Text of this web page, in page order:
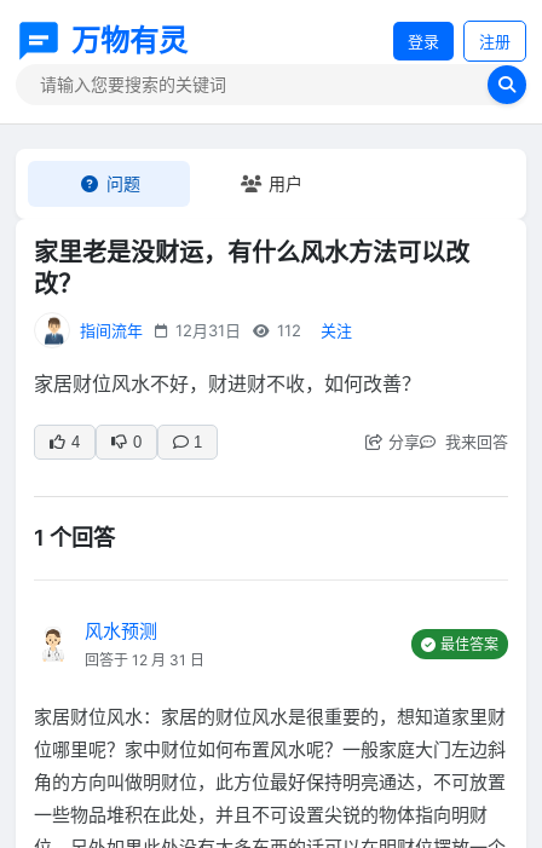
万物有灵 登录 注册
问题 用户
家里老是没财运，有什么风水方法可以改
改？
指间流年 12月31日 112 关注
家居财位风水不好，财进财不收，如何改善？
4 0 1 分享 我来回答
1 个回答
风水预测
回答于 12 月 31 日
最佳答案
家居财位风水：家居的财位风水是很重要的，想知道家里财
位哪里呢？家中财位如何布置风水呢？一般家庭大门左边斜
角的方向叫做明财位，此方位最好保持明亮通达，不可放置
一些物品堆积在此处，并且不可设置尖锐的物体指向明财